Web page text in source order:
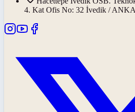
4. Kat Ofis No: 32 İvedik /